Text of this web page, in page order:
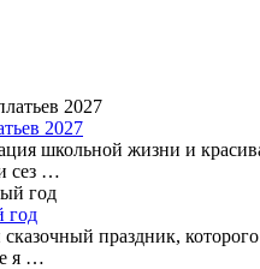
2027
школьной жизни и
сез …
год
праздник,
я …